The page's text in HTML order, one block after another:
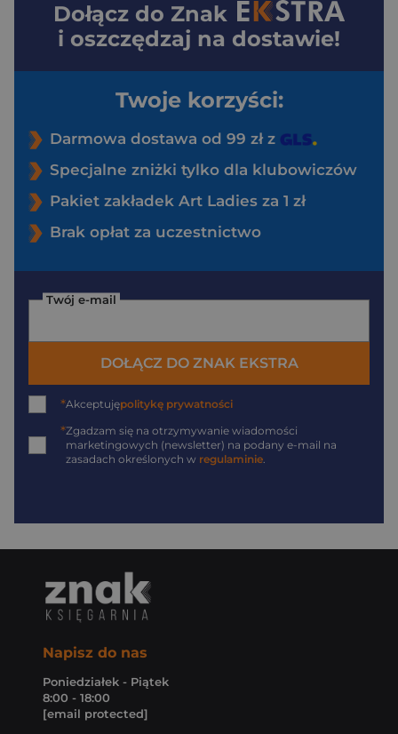
Dołącz do Znak
i oszczędzaj na dostawie!
Twoje korzyści:
Darmowa dostawa od 99 zł z
Specjalne zniżki tylko dla klubowiczów
Pakiet zakładek Art Ladies za 1 zł
Brak opłat za uczestnictwo
Twój e-mail
DOŁĄCZ DO ZNAK EKSTRA
*Akceptujępolitykę prywatności
*Zgadzam się na otrzymywanie wiadomości
marketingowych (newsletter) na podany e-mail na
zasadach określonych w regulaminie.
Napisz do nas
Poniedziałek - Piątek
8:00 - 18:00
[email protected]